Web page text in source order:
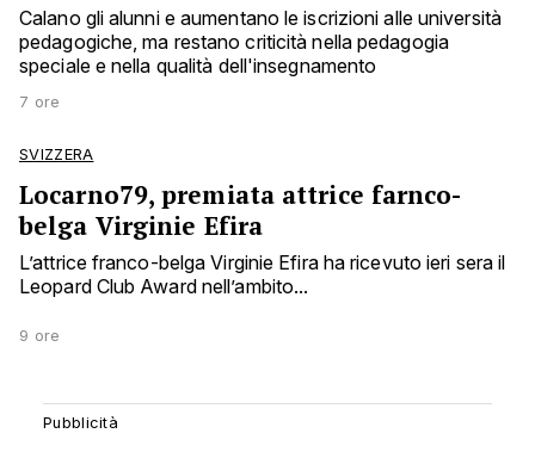
Calano gli alunni e aumentano le iscrizioni alle università
pedagogiche, ma restano criticità nella pedagogia
speciale e nella qualità dell'insegnamento
7 ore
SVIZZERA
Locarno79, premiata attrice farnco-
belga Virginie Efira
L’attrice franco-belga Virginie Efira ha ricevuto ieri sera il
Leopard Club Award nell’ambito...
9 ore